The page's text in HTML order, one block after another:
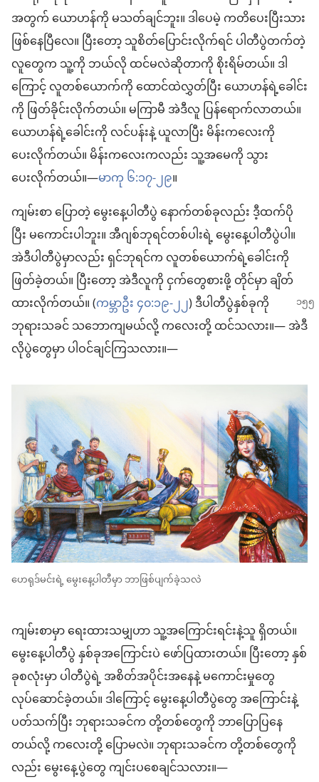
အတွက် ယောဟန်ကို မသတ်ချင်ဘူး။ ဒါပေမဲ့ ကတိပေးပြီးသား
ဖြစ်နေပြီလေ။ ပြီးတော့ သူစိတ်ပြောင်းလိုက်ရင် ပါတီပွဲတက်တဲ့
လူတွေက သူ့ကို ဘယ်လို ထင်မလဲဆိုတာကို စိုးရိမ်တယ်။ ဒါ
ကြောင့် လူတစ်ယောက်ကို ထောင်ထဲလွှတ်ပြီး ယောဟန်ရဲ့ခေါင်း
ကို ဖြတ်ခိုင်းလိုက်တယ်။ မကြာမီ အဲဒီလူ ပြန်ရောက်လာတယ်။
ယောဟန်ရဲ့ခေါင်းကို လင်ပန်းနဲ့ ယူလာပြီး မိန်းကလေးကို
ပေးလိုက်တယ်။ မိန်းကလေးကလည်း သူ့အမေကို သွား
ပေးလိုက်တယ်။—မာကု ၆:၁၇-၂၉။
ကျမ်းစာ ပြောတဲ့ မွေးနေ့ပါတီပွဲ နောက်တစ်ခုလည်း ဒီ့ထက်ပို
ပြီး မကောင်းပါဘူး။ အီဂျစ်ဘုရင်တစ်ပါးရဲ့ မွေးနေ့ပါတီပွဲပါ။
အဲဒီပါတီပွဲမှာလည်း ရှင်ဘုရင်က လူတစ်ယောက်ရဲ့ခေါင်းကို
ဖြတ်ခဲ့တယ်။ ပြီးတော့ အဲဒီလူကို ငှက်တွေစားဖို့ တိုင်မှာ ချိတ်
ထားလိုက်တယ်။ (ကမ္ဘာဦး၄၀:၁၉-၂၂) ဒီပါတီပွဲနှစ်ခုကို
ဘုရားသခင် သဘောကျမယ်လို့ ကလေးတို့ ထင်သလား။— အဲဒီ
လိုပွဲတွေမှာ ပါဝင်ချင်ကြသလား။—
ဟေရုဒ်မင်းရဲ့ မွေးနေ့ပါတီမှာ ဘာဖြစ်ပျက်ခဲ့သလဲ
ကျမ်းစာမှာ ရေးထားသမျှဟာ သူ့အကြောင်းရင်းနဲ့သူ ရှိတယ်။
မွေးနေ့ပါတီပွဲ နှစ်ခုအကြောင်းပဲ ဖော်ပြထားတယ်။ ပြီးတော့ နှစ်
ခုစလုံးမှာ ပါတီပွဲရဲ့ အစိတ်အပိုင်းအနေနဲ့ မကောင်းမှုတွေ
လုပ်ဆောင်ခဲ့တယ်။ ဒါကြောင့် မွေးနေ့ပါတီပွဲတွေ အကြောင်းနဲ့
ပတ်သက်ပြီး ဘုရားသခင်က တို့တစ်တွေကို ဘာပြောပြနေ
တယ်လို့ ကလေးတို့ ပြောမလဲ။ ဘုရားသခင်က တို့တစ်တွေကို
လည်း မွေးနေ့ပွဲတွေ ကျင်းပစေချင်သလား။—